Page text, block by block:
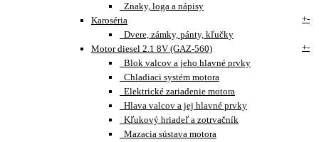
Znaky, loga a nápisy
Karoséria
+-
Dvere, zámky, pánty, kľučky
Motor diesel 2.1 8V (GAZ-560)
+-
Blok valcov a jeho hlavné prvky
Chladiaci systém motora
Elektrické zariadenie motora
Hlava valcov a jej hlavné prvky
Kľukový hriadeľ a zotrvačník
Mazacia sústava motora